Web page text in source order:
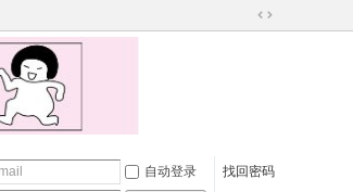
切
自动登录
找回密码